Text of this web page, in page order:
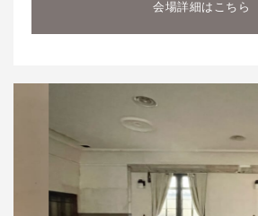
会場詳細はこちら